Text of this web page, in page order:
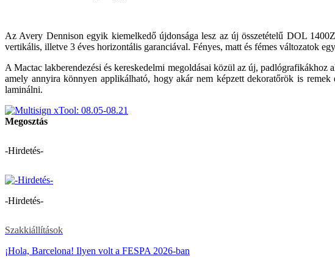
Az Avery Dennison egyik kiemelkedő újdonsága lesz az új összetételű DOL
vertikális, illetve 3 éves horizontális garanciával. Fényes, matt és fémes változatok
A Mactac lakberendezési és kereskedelmi megoldásai közül az új,
amely annyira könnyen applikálható, hogy akár nem képzett dekoratőrök is
laminálni.
Megosztás
-Hirdetés-
-Hirdetés-
Szakkiállítások
¡Hola, Barcelona! Ilyen volt a FESPA 2026-ban